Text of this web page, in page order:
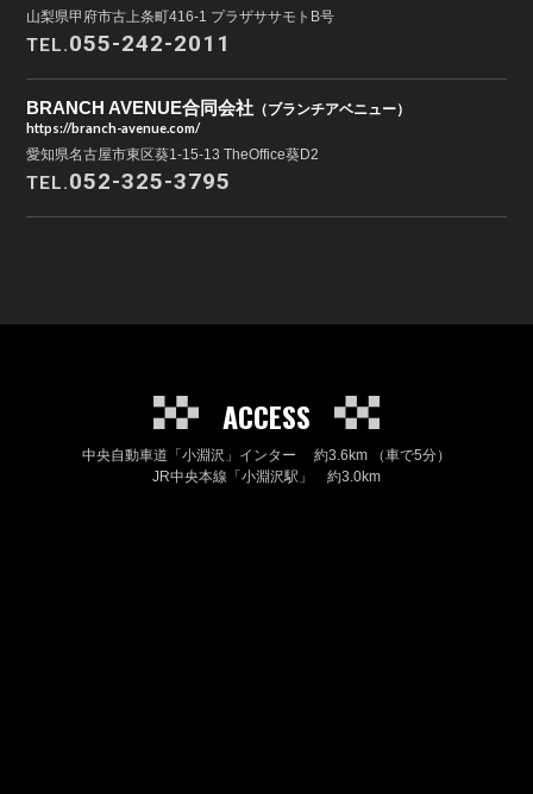
山梨県甲府市古上条町416-1 プラザササモトB号
TEL.055-242-2011
BRANCH AVENUE合同会社 （ブランチアベニュー）
https://branch-avenue.com/
愛知県名古屋市東区葵1-15-13 TheOffice葵D2
TEL.052-325-3795
ACCESS
中央自動車道「小淵沢」インター 約3.6km （車で5分）
JR中央本線「小淵沢駅」 約3.0km